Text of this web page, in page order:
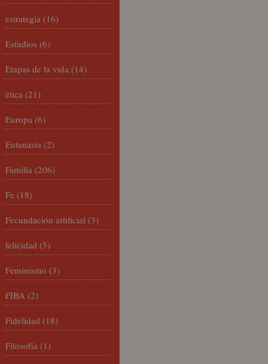
estrategia (16)
Estudios (6)
Etapas de la vida (14)
ética (21)
Europa (6)
Eutanasia (2)
Familia (206)
Fe (18)
Fecundación artificial (3)
felicidad (5)
Feminismo (3)
FIBA (2)
Fidelidad (18)
Filosofía (1)